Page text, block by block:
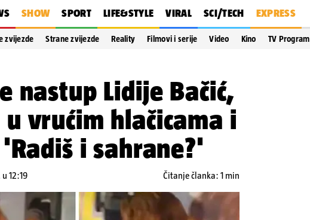
SHOW SPORT LIFE&STYLE VIRAL SCI/TECH EXPRESS
zvijezde Strane zvijezde Reality Filmovi i serije Video Kino TV Program
nastup Lidije Bačić,
vrućim hlačicama i
i sahrane?'
12:19 Čitanje članka: 1 min